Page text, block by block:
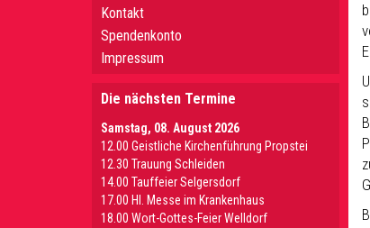
Kontakt
Spendenkonto
Impressum
Die nächsten Termine
Samstag, 08. August 2026
12.00 Geistliche Kirchenführung Propstei
12.30 Trauung Schleiden
14.00 Tauffeier Selgersdorf
17.00 Hl. Messe im Krankenhaus
18.00 Wort-Gottes-Feier Welldorf